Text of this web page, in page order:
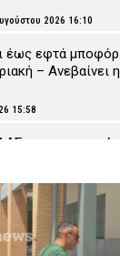
2026 16:10
έως εφτά μποφόρ
– Ανεβαίνει η
15:58
για τους οκτώ
15:39
έχω χάσει όλα»
πατέρας και